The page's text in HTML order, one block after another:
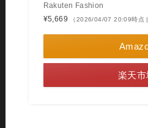
Rakuten Fashion
¥5,669
（2026/04/07 20:09時点 |
楽天市